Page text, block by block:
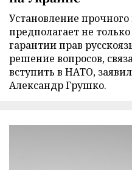
Установление
предполагает не
гарантии прав
решение вопросов,
вступить в НАТО,
Александр Грушко.